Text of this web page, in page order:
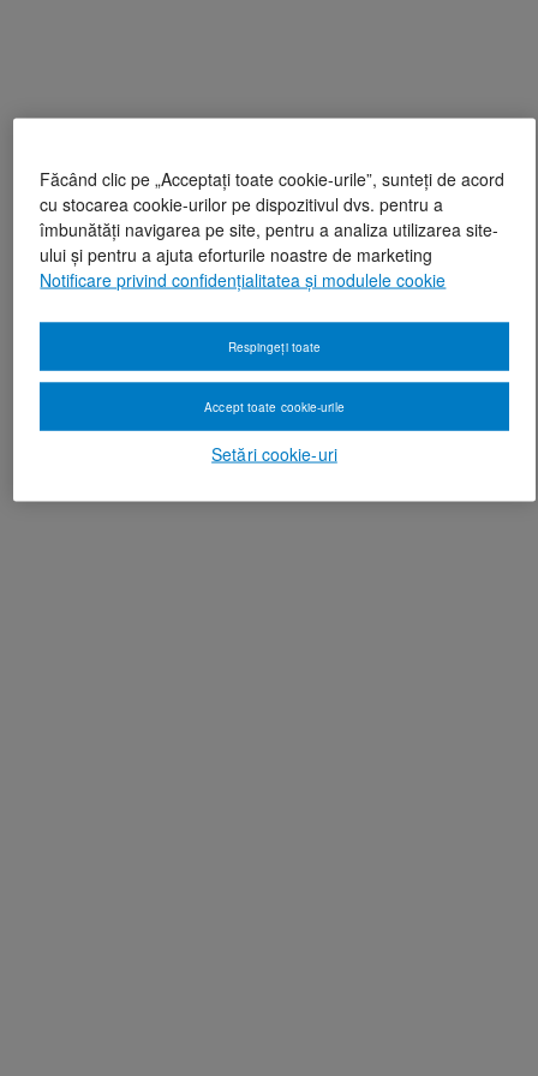
Făcând clic pe „Acceptați toate cookie-urile”, sunteți de acord
cu stocarea cookie-urilor pe dispozitivul dvs. pentru a
îmbunătăți navigarea pe site, pentru a analiza utilizarea site-
ului și pentru a ajuta eforturile noastre de marketing
Notificare privind confidențialitatea și modulele cookie
Setări cookie-uri
Respingeți toate
Accept toate cookie-urile